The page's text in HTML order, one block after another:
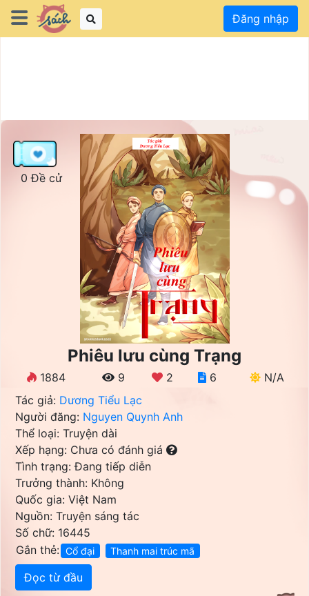
Đăng nhập
0 Đề cử
Phiêu lưu cùng Trạng
1884 9 2 6
N/A
Tác giả: Dương Tiểu Lạc
Người đăng: Nguyen Quynh Anh
Thể loại: Truyện dài
Xếp hạng: Chưa có đánh giá
Tình trạng: Đang tiếp diễn
Trưởng thành: Không
Quốc gia: Việt Nam
Nguồn: Truyện sáng tác
Số chữ: 16445
Gắn thẻ: Cổ đại Thanh mai trúc mã
Đọc từ đầu